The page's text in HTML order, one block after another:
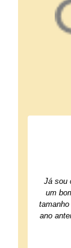
Já sou
um
ano